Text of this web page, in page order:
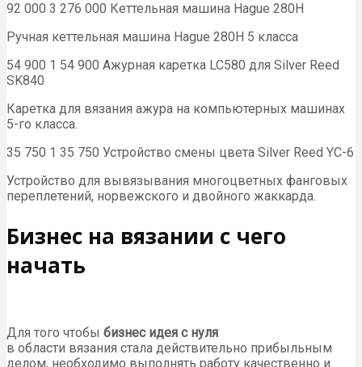
92 000 3 276 000 Кеттельная машина Hague 280H
Ручная кеттельная машина Hague 280H 5 класса
54 900 1 54 900 Ажурная каретка LC580 для Silver Reed
SK840
Каретка для вязания ажура на компьютерных машинах
5-го класса.
35 750 1 35 750 Устройство смены цвета Silver Reed YC-6
Устройство для вывязывания многоцветных фанговых
переплетений, норвежского и двойного жаккарда.
Бизнес на вязании с чего
начать
Для того чтобы бизнес идея с нуля
в области вязания стала действительно прибыльным
делом, необходимо выполнять работу качественно и